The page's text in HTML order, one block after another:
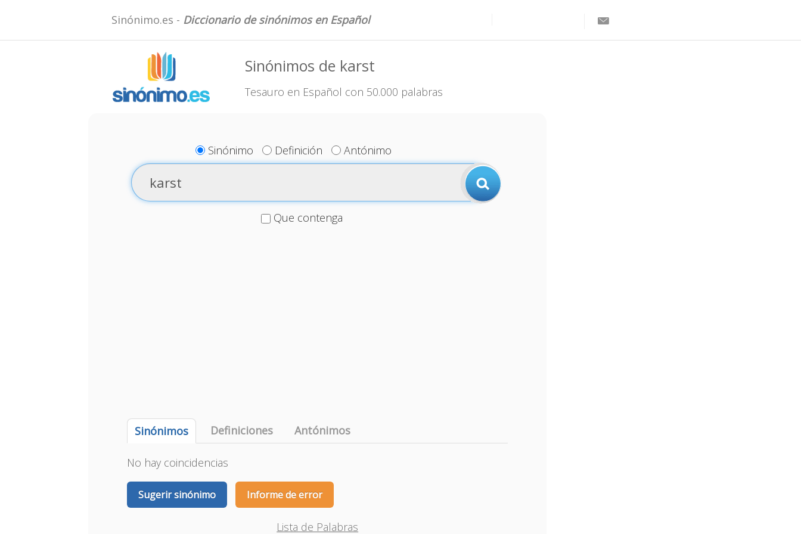
Sinónimo.es - Diccionario de sinónimos en Español
Sinónimos de karst
Tesauro en Español con 50.000 palabras
Sinónimo Definición Antónimo
Que contenga
Sinónimos Definiciones Antónimos
No hay coincidencias
Sugerir sinónimo Informe de error
Lista de Palabras